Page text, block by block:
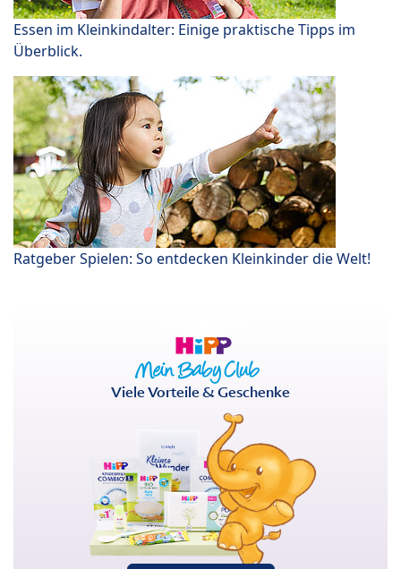
Essen im Kleinkindalter: Einige praktische Tipps im
Überblick.
Ratgeber Spielen: So entdecken Kleinkinder die Welt!
Viele Vorteile & Geschenke